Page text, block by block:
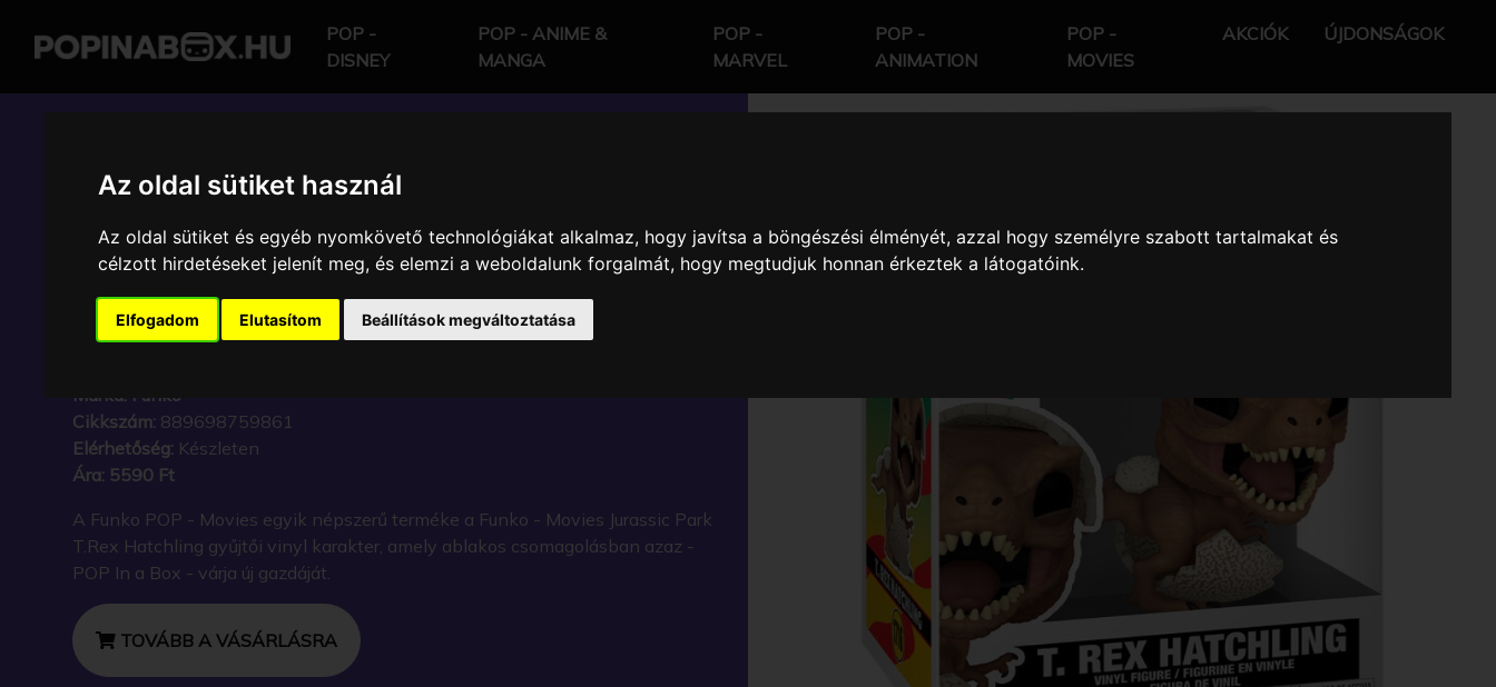
Az oldal sütiket használ
Az oldal sütiket és egyéb nyomkövető technológiákat alkalmaz, hogy javítsa a böngészési élményét, azzal hogy személyre szabott tartalmakat és
célzott hirdetéseket jelenít meg, és elemzi a weboldalunk forgalmát, hogy megtudjuk honnan érkeztek a látogatóink.
Elfogadom Elutasítom Beállítások megváltoztatása
POP -
DISNEY
POP - ANIME &
MANGA
POP -
MARVEL
POP -
ANIMATION
POP -
MOVIES
AKCIÓK ÚJDONSÁGOK
POP IN A BOX HU
FUNKO - MOVIES JURASSIC PARK
T.REX HATCHLING GYŰJTŐI VINYL
KARAKTER
Márka: Funko
Cikkszám: 889698759861
Elérhetőség: Készleten
Ára: 5590 Ft
A Funko POP - Movies egyik népszerű terméke a Funko - Movies Jurassic Park
T.Rex Hatchling gyűjtői vinyl karakter, amely ablakos csomagolásban azaz -
POP In a Box - várja új gazdáját.
TOVÁBB A VÁSÁRLÁSRA